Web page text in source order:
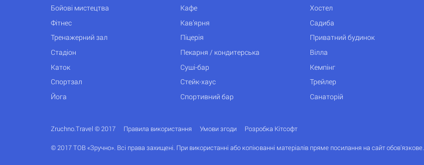
Бойові мистецтва
Фітнес
Тренажерний зал
Стадіон
Каток
Спортзал
Йога
Кафе
Кав’ярня
Піцерія
Пекарня / кондитерська
Суші-бар
Стейк-хаус
Спортивний бар
Хостел
Садиба
Приватний будинок
Вілла
Кемпінг
Трейлер
Санаторій
Zruchno.Travel © 2017 Правила використання Умови згоди Розробка Кітсофт
© 2017 ТОВ «Зручно». Всі права захищені. При використанні або копіюванні матеріалів пряме посилання на сайт обов'язкове.